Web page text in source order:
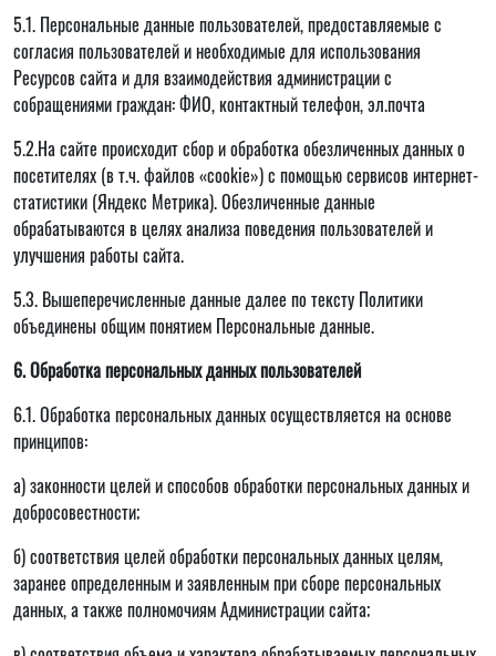
5.1. Персональные данные пользователей, предоставляемые с
согласия пользователей и необходимые для использования
Ресурсов сайта и для взаимодействия администрации с
собращениями граждан: ФИО, контактный телефон, эл.почта
5.2.На сайте происходит сбор и обработка обезличенных данных о
посетителях (в т.ч. файлов «cookie») с помощью сервисов интернет-
статистики (Яндекс Метрика). Обезличенные данные
обрабатываются в целях анализа поведения пользователей и
улучшения работы сайта.
5.3. Вышеперечисленные данные далее по тексту Политики
объединены общим понятием Персональные данные.
6. Обработка персональных данных пользователей
6.1. Обработка персональных данных осуществляется на основе
принципов:
а) законности целей и способов обработки персональных данных и
добросовестности;
б) соответствия целей обработки персональных данных целям,
заранее определенным и заявленным при сборе персональных
данных, а также полномочиям Администрации сайта;